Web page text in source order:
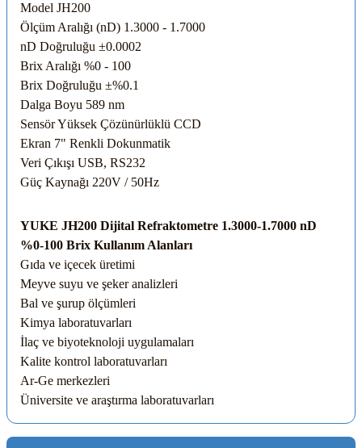
Model JH200
Ölçüm Aralığı (nD) 1.3000 - 1.7000
nD Doğruluğu ±0.0002
Brix Aralığı %0 - 100
Brix Doğruluğu ±%0.1
Dalga Boyu 589 nm
SensörYüksek Çözünürlüklü CCD
Ekran 7" Renkli Dokunmatik
Veri Çıkışı USB, RS232
Güç Kaynağı 220V / 50Hz
YUKE JH200 Dijital Refraktometre 1.3000-1.7000 nD
%0-100 Brix Kullanım Alanları
Gıda ve içecek üretimi
Meyve suyu ve şeker analizleri
Bal ve şurup ölçümleri
Kimya laboratuvarları
İlaç ve biyoteknoloji uygulamaları
Kalite kontrol laboratuvarları
Ar-Ge merkezleri
Üniversite ve araştırma laboratuvarları